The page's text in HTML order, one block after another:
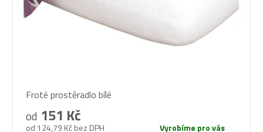
hodnocení
produktu
je
Froté prostěradlo bílé
od 124,79 Kč bez DPH
od 151 Kč
Vyrobíme pro vás